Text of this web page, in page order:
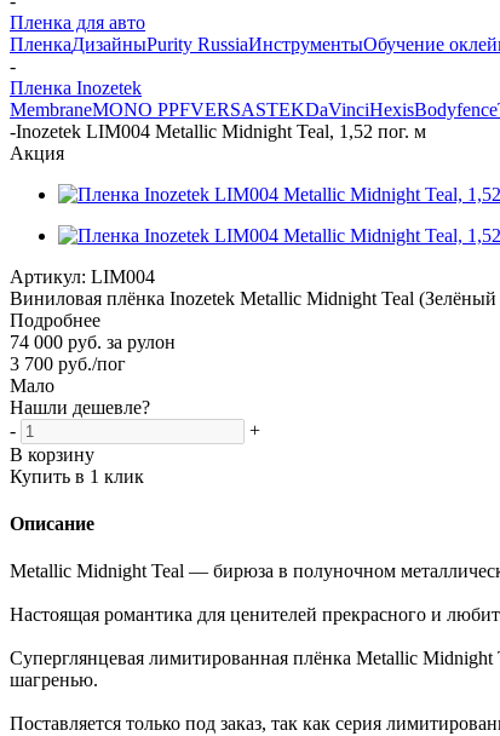
Пленка для авто
ПленкаДизайныPurity RussiaИнструментыОбучение
-
Пленка Inozetek
MembraneMONO PPFVERSASTEKDaVinciHexisBodyfence
-Inozetek LIM004 Metallic Midnight Teal, 1,52 пог. м
Акция
Артикул: LIM004
Виниловая плёнка Inozetek Metallic Midnight Teal
Подробнее
74 000 руб. за рулон
3 700 руб./пог
Мало
Нашли дешевле?
-
+
В корзину
Купить в 1 клик
Описание
Metallic Midnight Teal — бирюза в полуночном
Настоящая романтика для ценителей прекрасного и
Суперглянцевая лимитированная плёнка Metallic
шагренью.
Поставляется только под заказ, так как серия